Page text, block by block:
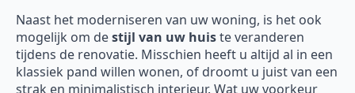
Naast het moderniseren van uw woning, is het ook
mogelijk om destijl van uw huiste veranderen
tijdens de renovatie. Misschien heeft u altijd al in een
klassiek pand willen wonen, of droomt u juist van een
strak en minimalistisch interieur. Wat uw voorkeur